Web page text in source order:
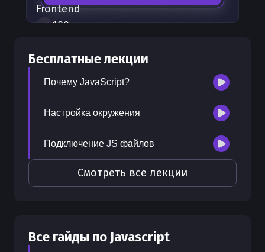
Frontend
100+шагов развития
300 бонусных рублей
Бесплатные лекции
Почему JavaScript?
Настройка окружения
Подключение JS файлов
Смотреть все лекции
Все гайды по Javascript